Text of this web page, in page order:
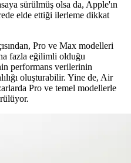
sürülmüş olsa da, Apple'ın
elde ettiği ilerleme dikkat
Pro ve Max modelleri
fazla eğilimli olduğu
performans verilerinin
oluşturabilir. Yine de, Air
Pro ve temel modellerle